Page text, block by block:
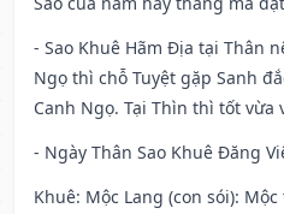
- Sao Khuê Hãm Địa tại Thân
Ngọ thì chỗ Tuyệt gặp Sanh
Canh Ngọ. Tại Thìn thì tốt vừa
- Ngày Thân Sao Khuê Đăng
Khuê: Mộc Lang (con sói):